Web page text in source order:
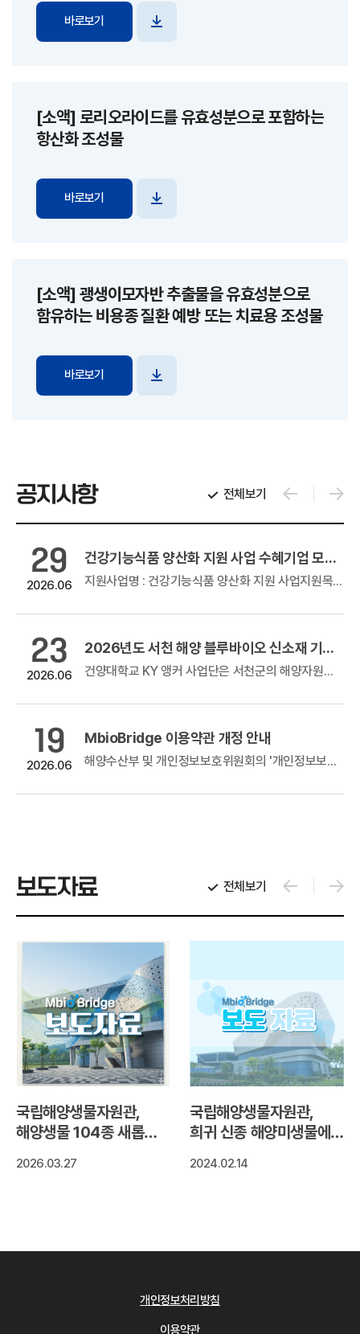
바로보기
파일
[소액] 로리오라이드를 유효성분으로 포함하는
항산화 조성물
바로보기
파일
[소액] 괭생이모자반 추출물을 유효성분으로
함유하는 비용종 질환 예방 또는 치료용 조성물
바로보기
파일
공지사항
지원)
29
2026.06
건강기능식품 양산화 지원 사업 수혜기업 모집 공고
지원사업명 : 건강기능식품 양산화 지원 사업지원목적 : GMP, HACCP 인증 등의 생산 인프라를 활용하여 건강기능식품 제조지원품목명 : 건강...
23
2026.06
2026년도 서천 해양 블루바이오 신소재 기반 관련 기술지원 및 해외진출 등 사업화 지원사업 공고
건양대학교 KY 앵커 사업단은 서천군의 해양자원과 블루바이오 잠재력을 활용, 블루바이오 융합 신산업 발굴 및 육성 추진을 위해 지역 산업의 실제...
19
2026.06
MbioBridge 이용약관 개정 안내
해양수산부 및 개인정보보호위원회의 '개인정보보호 강화를 위한 인터넷망 개인정보처리시스템 이용약관 개정 지침'에 따라, 안전성이 확보되지 않은 자...
전체보기
보도자료
국립해양생물자원관,
해양생물 104종 새롭게
2026.03.27
국립해양생물자원관,
희귀 신종 해양미생물에서
천연색소‘지아잔틴’색소
2024.02.14
전체보기
개인정보처리방침
이용약관